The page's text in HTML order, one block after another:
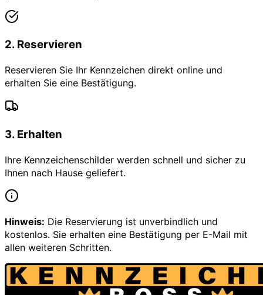
2. Reservieren
Reservieren Sie Ihr Kennzeichen direkt online und
erhalten Sie eine Bestätigung.
3. Erhalten
Ihre Kennzeichenschilder werden schnell und sicher zu
Ihnen nach Hause geliefert.
Hinweis: Die Reservierung ist unverbindlich und
kostenlos. Sie erhalten eine Bestätigung per E-Mail mit
allen weiteren Schritten.